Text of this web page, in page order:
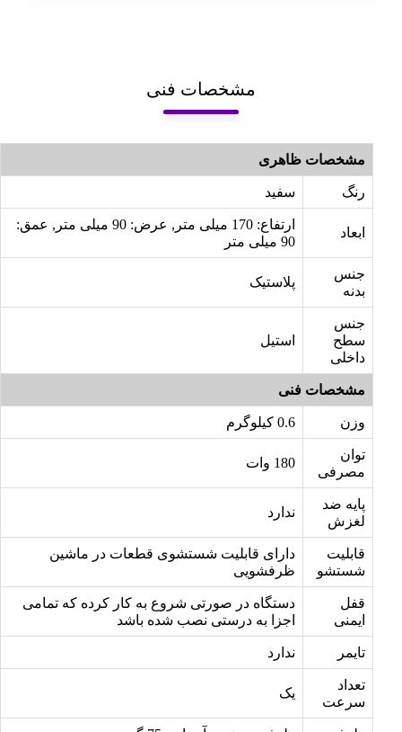
مشخصات فنی
مشخصات ظاهری
رنگ سفید
ابعاد
ارتفاع: 170 میلی متر, عرض: 90 میلی متر, عمق:
90 میلی متر
جنس
بدنه
پلاستیک
جنس
سطح
داخلی
استیل
مشخصات فنی
وزن 0.6 کیلوگرم
توان
مصرفی
180 وات
پایه ضد
لغزش
ندارد
قابلیت
شستشو
دارای قابلیت شستشوی قطعات در ماشین
ظرفشویی
قفل
ایمنی
دستگاه در صورتی شروع به کار کرده که تمامی
اجزا به درستی نصب شده باشد
تایمر ندارد
تعداد
سرعت
یک